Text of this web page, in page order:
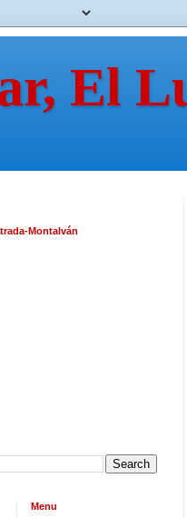
El
Montalván
Menu